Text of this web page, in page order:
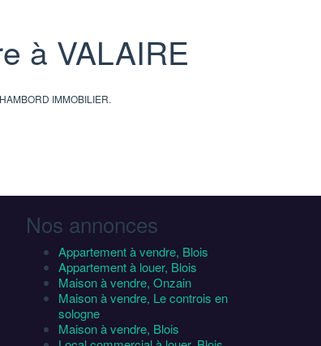
à VALAIRE
IMMOBILIER.
Nos annonces
Appartement à vendre, Blois
Appartement à louer, Blois
Maison à vendre, Onzain
Maison à vendre, Le controis en
sologne
Maison à vendre, Blois